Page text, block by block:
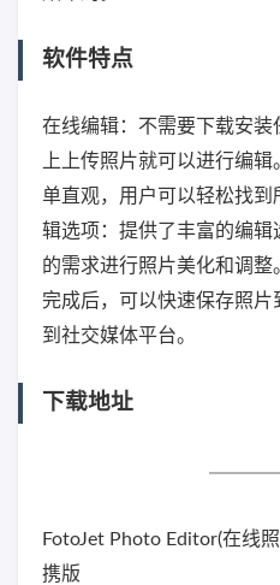
软件特点
在线编辑：不需要下载安
上上传照片就可以进行编
单直观，用户可以轻松找到
辑选项：提供了丰富的编
的需求进行照片美化和调
完成后，可以快速保存照
到社交媒体平台。
下载地址
FotoJet Photo Editor(在线
携版